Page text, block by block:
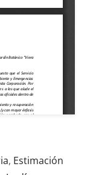
, Estimación